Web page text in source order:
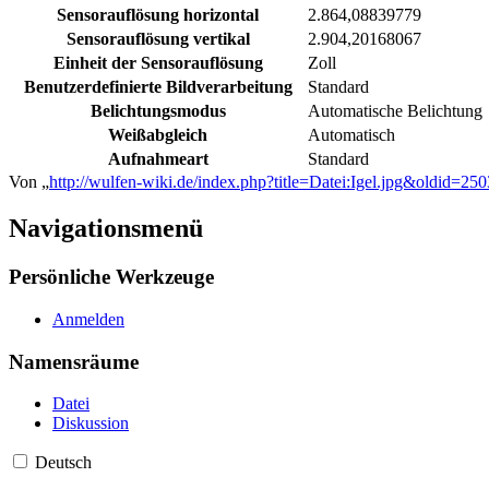
Sensorauflösung horizontal
2.864,08839779
Sensorauflösung vertikal
2.904,20168067
Einheit der Sensorauflösung
Zoll
Benutzerdefinierte Bildverarbeitung
Standard
Belichtungsmodus
Automatische Belichtung
Weißabgleich
Automatisch
Aufnahmeart
Standard
Von „http://wulfen-wiki.de/
Navigationsmenü
Persönliche Werkzeuge
Anmelden
Namensräume
Datei
Diskussion
Deutsch